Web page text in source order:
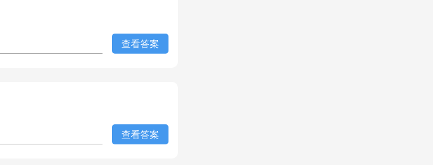
查看答案
查看答案